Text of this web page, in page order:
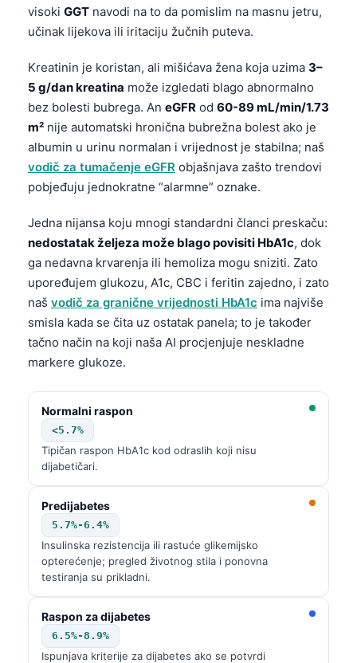
visoki GGT navodi na to da pomislim na masnu jetru,
učinak lijekova ili iritaciju žučnih puteva.
Kreatinin je koristan, ali mišićava žena koja uzima 3–
5 g/dan kreatina može izgledati blago abnormalno
bez bolesti bubrega. An eGFR od 60-89 mL/min/1.73
m² nije automatski hronična bubrežna bolest ako je
albumin u urinu normalan i vrijednost je stabilna; naš
vodič za tumačenje eGFR objašnjava zašto trendovi
pobjeđuju jednokratne “alarmne” oznake.
Jedna nijansa koju mnogi standardni članci preskaču:
nedostatak željeza može blago povisiti HbA1c, dok
ga nedavna krvarenja ili hemoliza mogu sniziti. Zato
upoređujem glukozu, A1c, CBC i feritin zajedno, i zato
naš vodič za granične vrijednosti HbA1c ima najviše
smisla kada se čita uz ostatak panela; to je također
tačno način na koji naša AI procjenjuje neskladne
markere glukoze.
Normalni raspon
<5.7%
Tipičan raspon HbA1c kod odraslih koji nisu
dijabetičari.
Predijabetes
5.7%-6.4%
Insulinska rezistencija ili rastuće glikemijsko
opterećenje; pregled životnog stila i ponovna
testiranja su prikladni.
Raspon za dijabetes
6.5%-8.9%
Ispunjava kriterije za dijabetes ako se potvrdi